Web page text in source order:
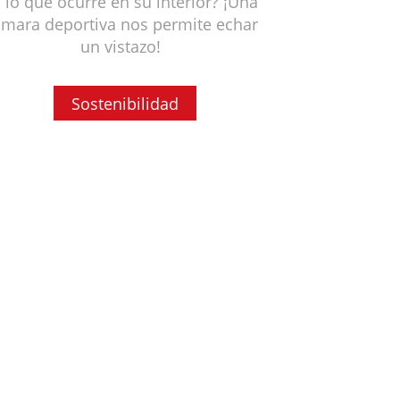
deportiva nos permite echar
un vistazo!
Sostenibilidad